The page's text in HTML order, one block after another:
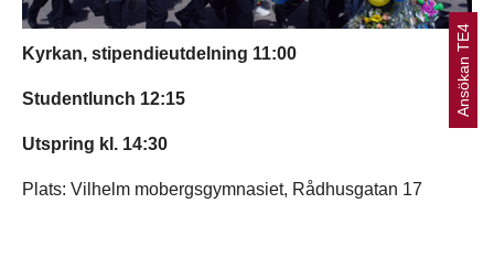
Ansökan TE4
Kyrkan, stipendieutdelning 11:00
Studentlunch 12:15
Utspring kl. 14:30
Plats: Vilhelm mobergsgymnasiet, Rådhusgatan 17